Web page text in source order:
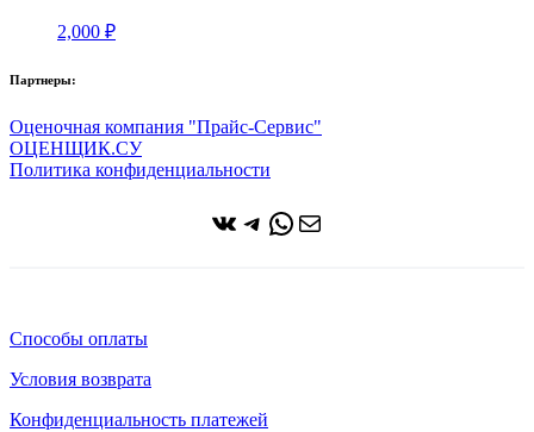
2,000 ₽
Партнеры:
Оценочная компания "Прайс-Сервис"
ОЦЕНЩИК.СУ
Политика конфиденциальности
ВКонтакте
Telegram
WhatsApp
Почта
Способы оплаты
Условия возврата
Конфиденциальность платежей